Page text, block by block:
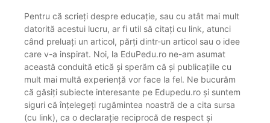
Pentru că scrieți despre educație, sau cu atât mai mult
datorită acestui lucru, ar fi util să citați cu link, atunci
când preluați un articol, părți dintr-un articol sau o idee
care v-a inspirat. Noi, la EduPedu.ro ne-am asumat
această conduită etică și sperăm că și publicațiile cu
mult mai multă experiență vor face la fel. Ne bucurăm
că găsiți subiecte interesante pe Edupedu.ro și suntem
siguri că înțelegeți rugămintea noastră de a cita sursa
(cu link), ca o declarație reciprocă de respect și